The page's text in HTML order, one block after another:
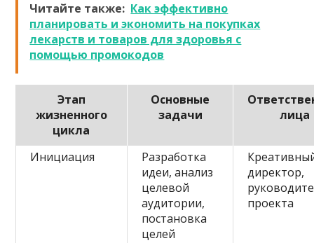
Читайте также: Как эффективно
планировать и экономить на покупках
лекарств и товаров для здоровья с
помощью промокодов
Этап
жизненного
цикла
Основные
задачи
лица
Инициация
Разработка
идеи, анализ
целевой
аудитории,
постановка
целей
директор,
проекта